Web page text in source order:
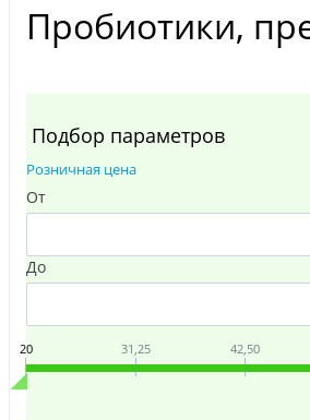
Пробиотики,
Подбор параметров
Розничная цена
От
До
20 31,25 42,50